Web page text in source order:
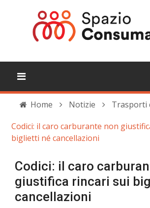
Home Notizie
Trasporti
Codici: il caro carburante non
biglietti né cancellazioni
Codici: il caro
giustifica rincari sui
cancellazioni